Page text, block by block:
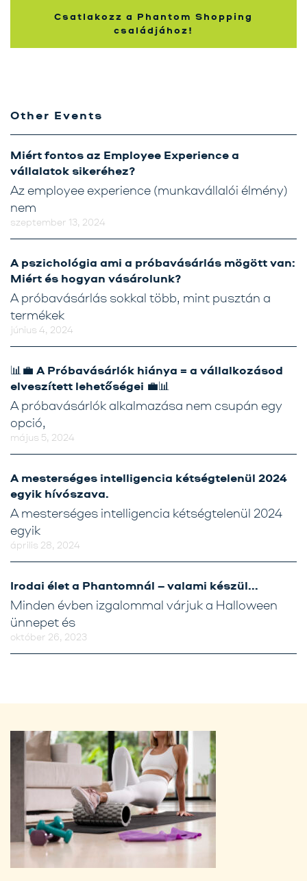
Csatlakozz a Phantom Shopping
családjához!
Other Events
Miért fontos az Employee Experience a
vállalatok sikeréhez?
szeptember 13, 2024
Az employee experience (munkavállalói élmény)
nem
A pszichológia ami a próbavásárlás mögött van:
Miért és hogyan vásárolunk?
június 4, 2024
A próbavásárlás sokkal több, mint pusztán a
termékek
📊💼 A Próbavásárlók hiánya = a vállalkozásod
elveszített lehetőségei 💼📊
május 5, 2024
A próbavásárlók alkalmazása nem csupán egy
opció,
A mesterséges intelligencia kétségtelenül 2024
egyik hívószava.
április 28, 2024
A mesterséges intelligencia kétségtelenül 2024
egyik
Irodai élet a Phantomnál – valami készül…
október 26, 2023
Minden évben izgalommal várjuk a Halloween
ünnepet és